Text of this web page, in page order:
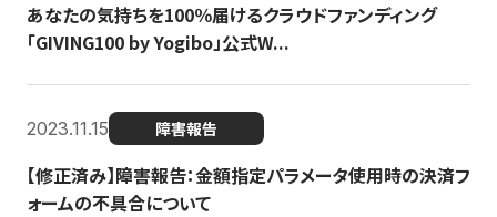
あなたの気持ちを100％届けるクラウドファンディング
「GIVING100 by Yogibo」公式W...
2023.11.15 障害報告
【修正済み】障害報告：金額指定パラメータ使用時の決済フ
ォームの不具合について